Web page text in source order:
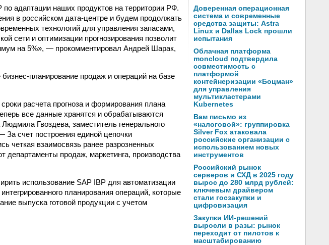
адаптации наших продуктов на территории РФ.
в российском дата-центре и будем продолжать
технологий для управления запасами,
сети и оптимизации прогнозирования позволит
на 5%», — прокомментировал Андрей Шарак,
планирование продаж и операций на базе
расчета прогноза и формирования плана
все данные хранятся и обрабатываются
Гвоздева, заместитель генерального
За счет построения единой цепочки
четкая взаимосвязь ранее разрозненных
департаменты продаж, маркетинга, производства
использование SAP IBP для автоматизации
планирования операций, которые
выпуска готовой продукции с учетом
Доверенная операционная
система и современные
средства защиты: Astra
Linux и Dallas Lock прошли
испытания
Облачная платформа
moncloud подтвердила
совместимость с
платформой
контейнеризации «Боцман»
для управления
мультикластерами
Kubernetes
Вам письмо из
«налоговой»: группировка
Silver Fox атаковала
российские организации с
использованием новых
инструментов
Российский рынок
серверов и СХД в 2025 году
вырос до 280 млрд рублей:
ключевым драйвером
стали госзакупки и
цифровизация
Закупки ИИ-решений
выросли в разы: рынок
переходит от пилотов к
масштабированию